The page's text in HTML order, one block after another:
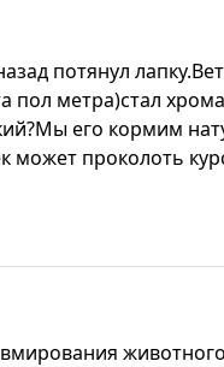
потянул
пол метра)стал
его кормим
проколоть